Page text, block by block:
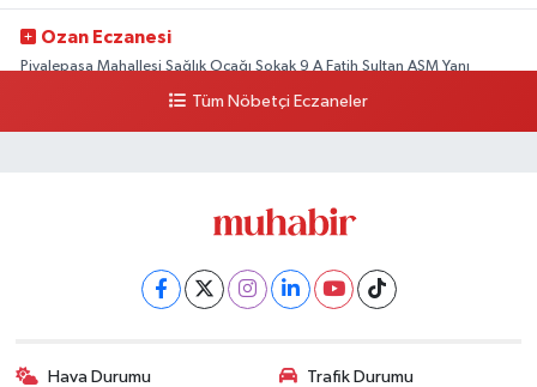
Ozan Eczanesi
Piyalepaşa Mahallesi Sağlık Ocağı Sokak 9 A Fatih Sultan ASM Yanı
Yol Tarifi Al
Tüm Nöbetçi Eczaneler
Hava Durumu Trafik Durumu